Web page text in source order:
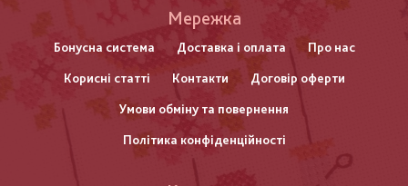
нижнього
колонтитулу
Мережка
Бонусна система Доставка і оплата Про нас
Корисні статті Контакти Договір оферти
Умови обміну та повернення
Політика конфіденційності